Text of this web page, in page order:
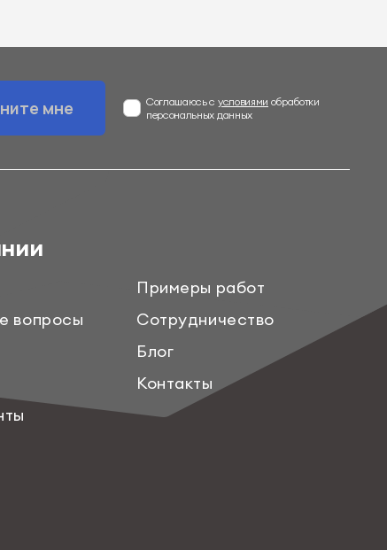
мне Соглашаюсь с условиями обработки
персональных данных
вопросы
Примеры работ
Сотрудничество
Блог
Контакты